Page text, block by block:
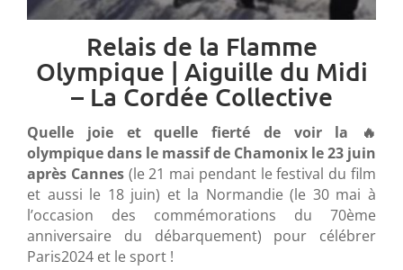
Relais de la Flamme
Olympique | Aiguille du Midi
– La Cordée Collective
Quelle joie et quelle fierté de voir la 🔥
olympique dans le massif de Chamonix le 23 juin
après Cannes(le 21 mai pendant le festival du film
et aussi le 18 juin) et la Normandie (le 30 mai à
l’occasion des commémorations du 70ème
anniversaire du débarquement) pour célébrer
Paris2024 et le sport !